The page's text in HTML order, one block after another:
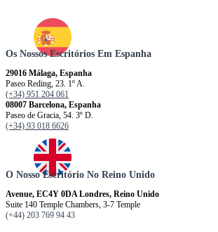
Os Nossos Escritórios Em Espanha
29016 Málaga, Espanha
Paseo Reding, 23. 1º A.
(+34) 951 204 061
08007 Barcelona, ​​​​​Espanha
Paseo de Gracia, 54. 3º D.
(+34) 93 018 6626
O Nosso Escritório No Reino Unido
Avenue, EC4Y 0DA Londres, Reino Unido
Suite 140 Temple Chambers, 3-7 Temple
(+44) 203 769 94 43